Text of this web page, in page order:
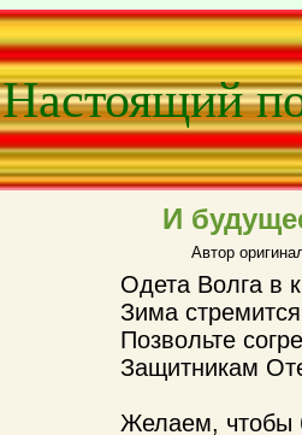
Настоящий
И
Автор
Одета Волга в
Зима
Позвольте
Защитникам
Желаем, чтобы